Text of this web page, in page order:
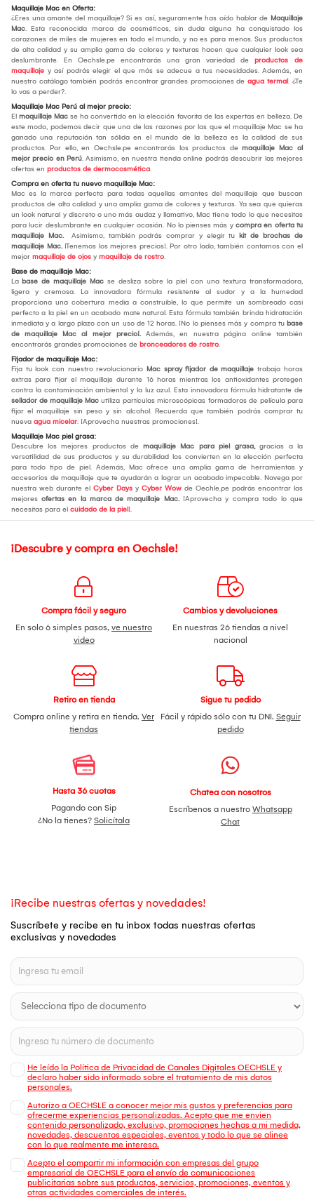
Maquillaje Mac en Oferta:
¿Eres una amante del maquillaje? Si es así, seguramente has oído hablar de Maquillaje
Mac. Esta reconocida marca de cosméticos, sin duda alguna ha conquistado los
corazones de miles de mujeres en todo el mundo, y no es para menos. Sus productos
de alta calidad y su amplia gama de colores y texturas hacen que cualquier look sea
deslumbrante. En Oechsle.pe encontrarás una gran variedad de productos de
maquillaje y así podrás elegir el que más se adecue a tus necesidades. Además, en
nuestro catálogo también podrás encontrar grandes promociones de agua termal. ¿Te
lo vas a perder?.
Maquillaje Mac Perú al mejor precio:
El maquillaje Mac se ha convertido en la elección favorita de las expertas en belleza. De
este modo, podemos decir que una de las razones por las que el maquillaje Mac se ha
ganado una reputación tan sólida en el mundo de la belleza es la calidad de sus
productos. Por ello, en Oechsle.pe encontrarás los productos de maquillaje Mac al
mejor precio en Perú. Asimismo, en nuestra tienda online podrás descubrir las mejores
ofertas en productos de dermocosmética.
Compra en oferta tu nuevo maquillaje Mac:
Mac es la marca perfecta para todas aquellas amantes del maquillaje que buscan
productos de alta calidad y una amplia gama de colores y texturas. Ya sea que quieras
un look natural y discreto o uno más audaz y llamativo, Mac tiene todo lo que necesitas
para lucir deslumbrante en cualquier ocasión. No lo pienses más y compra en oferta tu
maquillaje Mac.
Asimismo, también podrás comprar y elegir tu kit de brochas de
maquillaje Mac. ¡Tenemos los mejores precios!. Por otro lado, también contamos con el
mejor maquillaje de ojos y maquillaje de rostro.
Base de maquillaje Mac:
La base de maquillaje Mac se desliza sobre la piel con una textura transformadora,
ligera y cremosa. La innovadora fórmula resistente al sudor y a la humedad
proporciona una cobertura media a construible, lo que permite un sombreado casi
perfecto a la piel en un acabado mate natural. Esta fórmula también brinda hidratación
inmediata y a largo plazo con un uso de 12 horas. ¡No lo pienses más y compra tu base
de maquillaje Mac al mejor precio!. Además, en nuestra página online también
encontrarás grandes promociones de bronceadores de rostro.
Fijador de maquillaje Mac:
Fija tu look con nuestro revolucionario Mac spray fijador de maquillaje trabaja horas
extras para fijar el maquillaje durante 16 horas mientras los antioxidantes protegen
contra la contaminación ambiental y la luz azul. Esta innovadora fórmula hidratante de
sellador de maquillaje Mac utiliza partículas microscópicas formadoras de película para
fijar el maquillaje sin peso y sin alcohol. Recuerda que también podrás comprar tu
nueva agua micelar. ¡Aprovecha nuestras promociones!.
Maquillaje Mac piel grasa:
Descubre los mejores productos de maquillaje Mac para piel grasa, gracias a la
versatilidad de sus productos y su durabilidad los convierten en la elección perfecta
para todo tipo de piel. Además, Mac ofrece una amplia gama de herramientas y
accesorios de maquillaje que te ayudarán a lograr un acabado impecable. Navega por
nuestra web durante el Cyber Days y Cyber Wow de Oechle.pe podrás encontrar las
mejores ofertas en la marca de maquillaje Mac. ¡Aprovecha y compra todo lo que
necesitas para el cuidado de la piel!.
¡Descubre y compra en Oechsle!
Compra fácil y seguro
En solo 6 simples pasos, ve nuestro
video
Cambios y devoluciones
En nuestras 26 tiendas a nivel
nacional
Retiro en tienda
Compra online y retira en tienda. Ver
tiendas
Sigue tu pedido
Fácil y rápido sólo con tu DNI. Seguir
pedido
Hasta 36 cuotas
Pagando con Sip
¿No la tienes? Solicítala
Chatea con nosotros
Escríbenos a nuestro Whatsapp
Chat
¡Recibe nuestras ofertas y novedades!
Suscríbete y recibe en tu inbox todas nuestras ofertas
exclusivas y novedades
He leído la Política de Privacidad de Canales Digitales OECHSLE y
declaro haber sido informado sobre el tratamiento de mis datos
personales.
Autorizo a OECHSLE a conocer mejor mis gustos y preferencias para
ofrecerme experiencias personalizadas. Acepto que me envien
contenido personalizado, exclusivo, promociones hechas a mi medida,
novedades, descuentos especiales, eventos y todo lo que se alinee
con lo que realmente me interesa.
Acepto el compartir mi información con empresas del grupo
empresarial de OECHSLE para el envío de comunicaciones
publicitarias sobre sus productos, servicios, promociones, eventos y
otras actividades comerciales de interés.